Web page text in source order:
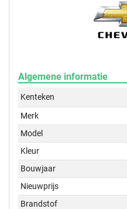
Algemene informatie
Kenteken
Merk
Model
Kleur
Bouwjaar
Nieuwprijs
Brandstof